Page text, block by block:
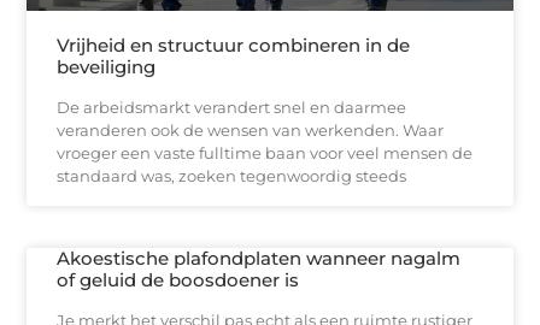
Vrijheid en structuur combineren in de
beveiliging
De arbeidsmarkt verandert snel en daarmee
veranderen ook de wensen van werkenden. Waar
vroeger een vaste fulltime baan voor veel mensen de
standaard was, zoeken tegenwoordig steeds
Akoestische plafondplaten wanneer nagalm
of geluid de boosdoener is
Je merkt het verschil pas echt als een ruimte rustiger